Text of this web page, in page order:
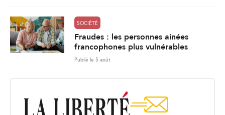
SOCIÉTÉ
Fraudes : les personnes ainées
francophones plus vulnérables
Publié le 5 août